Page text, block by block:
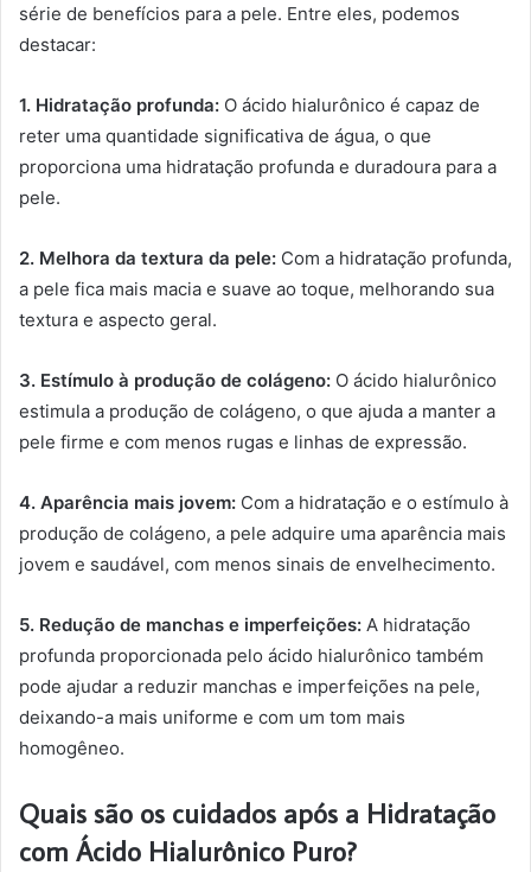
série de benefícios para a pele. Entre eles, podemos
destacar:
1. Hidratação profunda: O ácido hialurônico é capaz de
reter uma quantidade significativa de água, o que
proporciona uma hidratação profunda e duradoura para a
pele.
2. Melhora da textura da pele: Com a hidratação profunda,
a pele fica mais macia e suave ao toque, melhorando sua
textura e aspecto geral.
3. Estímulo à produção de colágeno: O ácido hialurônico
estimula a produção de colágeno, o que ajuda a manter a
pele firme e com menos rugas e linhas de expressão.
4. Aparência mais jovem: Com a hidratação e o estímulo à
produção de colágeno, a pele adquire uma aparência mais
jovem e saudável, com menos sinais de envelhecimento.
5. Redução de manchas e imperfeições: A hidratação
profunda proporcionada pelo ácido hialurônico também
pode ajudar a reduzir manchas e imperfeições na pele,
deixando-a mais uniforme e com um tom mais
homogêneo.
Quais são os cuidados após a Hidratação
com Ácido Hialurônico Puro?